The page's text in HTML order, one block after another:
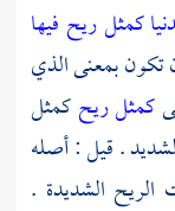
كمثل ريح فيها
بمعنى الذي
كمثل ريحكمثل
. قيل : أصله
الشديدة .